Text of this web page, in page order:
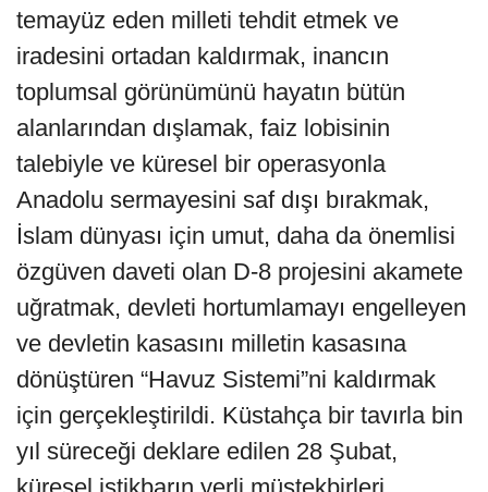
temayüz eden milleti tehdit etmek ve
iradesini ortadan kaldırmak, inancın
toplumsal görünümünü hayatın bütün
alanlarından dışlamak, faiz lobisinin
talebiyle ve küresel bir operasyonla
Anadolu sermayesini saf dışı bırakmak,
İslam dünyası için umut, daha da önemlisi
özgüven daveti olan D-8 projesini akamete
uğratmak, devleti hortumlamayı engelleyen
ve devletin kasasını milletin kasasına
dönüştüren “Havuz Sistemi”ni kaldırmak
için gerçekleştirildi. Küstahça bir tavırla bin
yıl süreceği deklare edilen 28 Şubat,